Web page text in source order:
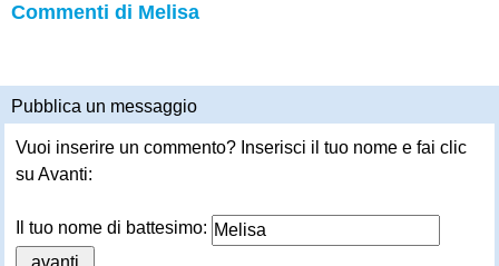
Commenti di Melisa
Pubblica un messaggio
Vuoi inserire un commento? Inserisci il tuo nome e fai clic
su Avanti:
Il tuo nome di battesimo: